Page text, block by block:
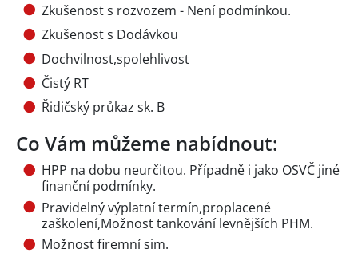
Zkušenost s rozvozem - Není podmínkou.
Zkušenost s Dodávkou
Dochvilnost,spolehlivost
Čistý RT
Řidičský průkaz sk. B
Co Vám můžeme nabídnout:
HPP na dobu neurčitou. Případně i jako OSVČ jiné
finanční podmínky.
Pravidelný výplatní termín,proplacené
zaškolení,Možnost tankování levnějších PHM.
Možnost firemní sim.